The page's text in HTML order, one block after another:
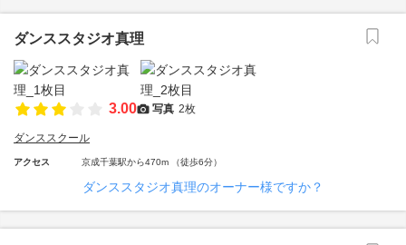
ダンススタジオ真理
3.00 写真 2枚
ダンススクール
アクセス 京成千葉駅から470m （徒歩6分）
ダンススタジオ真理のオーナー様ですか？